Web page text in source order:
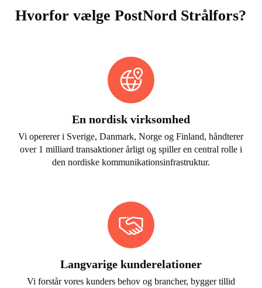
Hvorfor vælge PostNord Strålfors?
En nordisk virksomhed
Vi opererer i Sverige, Danmark, Norge og Finland, håndterer
over 1 milliard transaktioner årligt og spiller en central rolle i
den nordiske kommunikationsinfrastruktur.
Langvarige kunderelationer
Vi forstår vores kunders behov og brancher, bygger tillid